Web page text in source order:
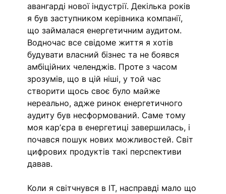
авангарді нової індустрії. Декілька років
я був заступником керівника компанії,
що займалася енергетичним аудитом.
Водночас все свідоме життя я хотів
будувати власний бізнес та не боявся
амбіційних челенджів. Проте з часом
зрозумів, що в цій ніші, у той час
створити щось своє було майже
нереально, адже ринок енергетичного
аудиту був несформований. Саме тому
моя карʼєра в енергетиці завершилась, і
почався пошук нових можливостей. Світ
цифрових продуктів такі перспективи
давав.
Коли я світчнувся в IT, насправді мало що